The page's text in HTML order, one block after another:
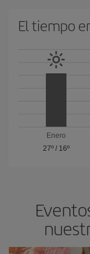
El tiempo
Enero
27º/ 16º